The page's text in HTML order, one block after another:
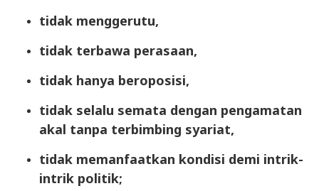
tidak menggerutu,
tidak terbawa perasaan,
tidak hanya beroposisi,
tidak selalu semata dengan pengamatan
akal tanpa terbimbing syariat,
tidak memanfaatkan kondisi demi intrik-
intrik politik;